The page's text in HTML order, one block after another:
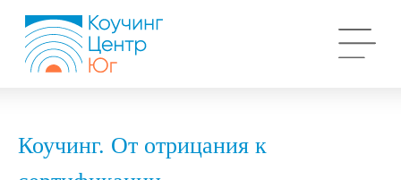
Коучинг. От отрицания к